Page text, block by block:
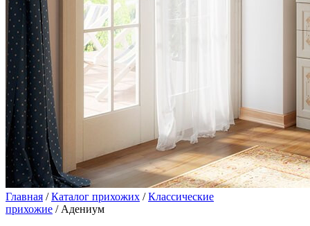
Главная /Каталог прихожих /Классические
прихожие / Адениум